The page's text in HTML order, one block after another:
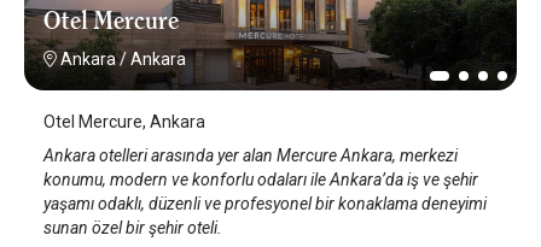
Otel Mercure
Ankara/Ankara
Otel Mercure, Ankara
Ankara otelleri arasında yer alan Mercure Ankara, merkezi
konumu, modern ve konforlu odaları ile Ankara’da iş ve şehir
yaşamı odaklı, düzenli ve profesyonel bir konaklama deneyimi
sunan özel bir şehir oteli.